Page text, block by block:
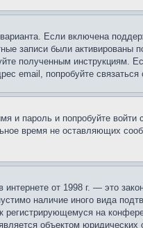
Если включена
записи были
полученным инструкциям.
email, попробуйте связаться
и пароль и попробуйте
время не оставляющих
от 1998 г. — это
наличие иного вида
на
объектом